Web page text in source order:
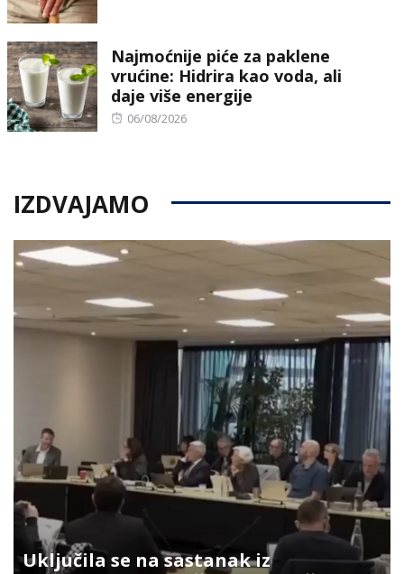
Najmoćnije piće za paklene
vrućine: Hidrira kao voda, ali
daje više energije
Posted
06/08/2026
IZDVAJAMO
Uključila se na sastanak iz